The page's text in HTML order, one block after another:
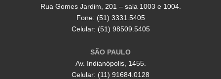
Rua Gomes Jardim, 201 – sala 1003 e 1004.
Fone: (51) 3331.5405
Celular: (51) 98509.5405
SÃO PAULO
Av. Indianópolis, 1455.
Celular: (11) 91684.0128